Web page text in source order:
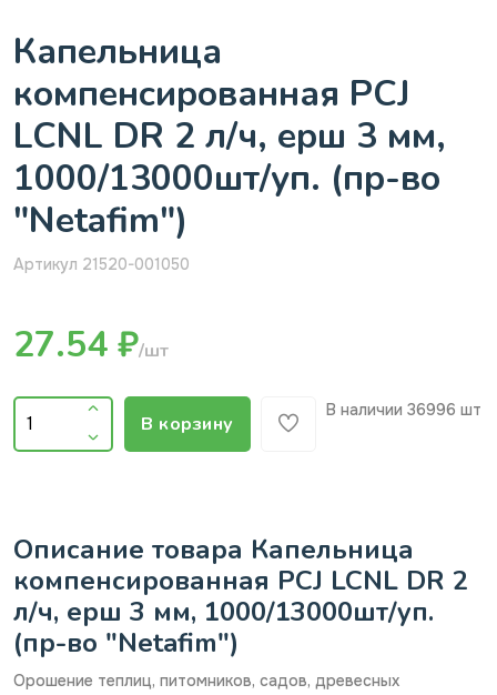
Капельница
компенсированная PCJ
LCNL DR 2 л/ч, ерш 3 мм,
1000/13000шт/уп. (пр-во
"Netafim")
Артикул 21520-001050
27.54 ₽/шт
В корзину
В наличии 36996 шт
Описание товара Капельница
компенсированная PCJ LCNL DR 2
л/ч, ерш 3 мм, 1000/13000шт/уп.
(пр-во "Netafim")
Орошение теплиц, питомников, садов, древесных